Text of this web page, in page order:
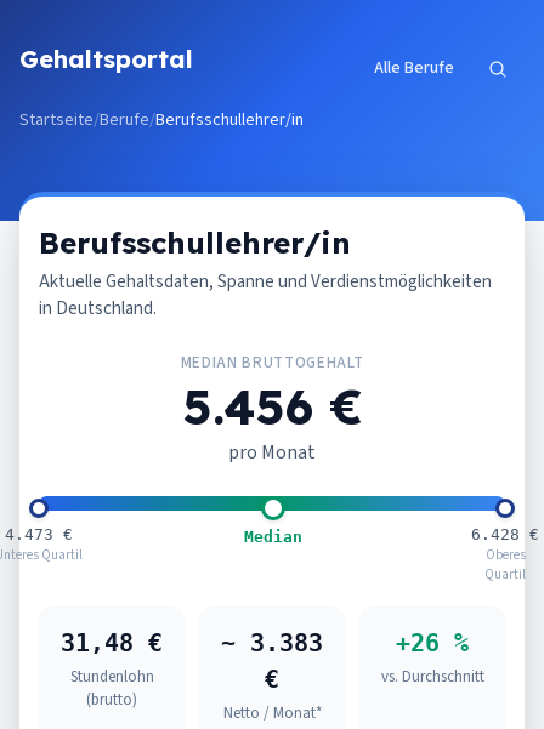
Gehaltsportal Alle Berufe
Startseite/Berufe/Berufsschullehrer/in
Berufsschullehrer/in
Aktuelle Gehaltsdaten, Spanne und Verdienstmöglichkeiten
in Deutschland.
MEDIAN BRUTTOGEHALT
5.456 €
pro Monat
4.473 €
Quartil
Median
6.428 €
Oberes
Quartil
31,48 €
Stundenlohn
(brutto)
~ 3.383
€
Netto / Monat*
+26 %
vs. Durchschnitt